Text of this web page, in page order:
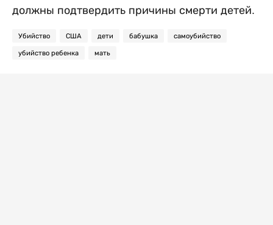
должны подтвердить причины смерти детей.
Убийство США дети бабушка самоубийство
убийство ребенка мать